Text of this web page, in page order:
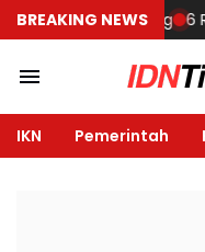
BREAKING NEWS
di Semarang 6
IKN Pemerintah